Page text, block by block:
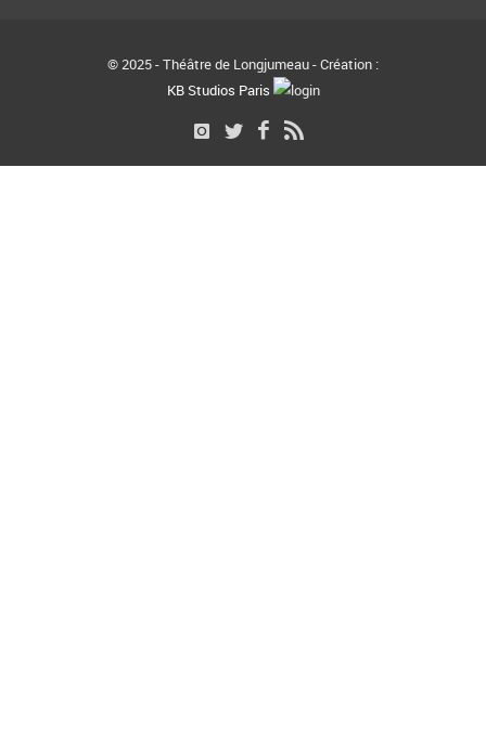
© 2025 - Théâtre de Longjumeau - Création :
KB Studios Paris